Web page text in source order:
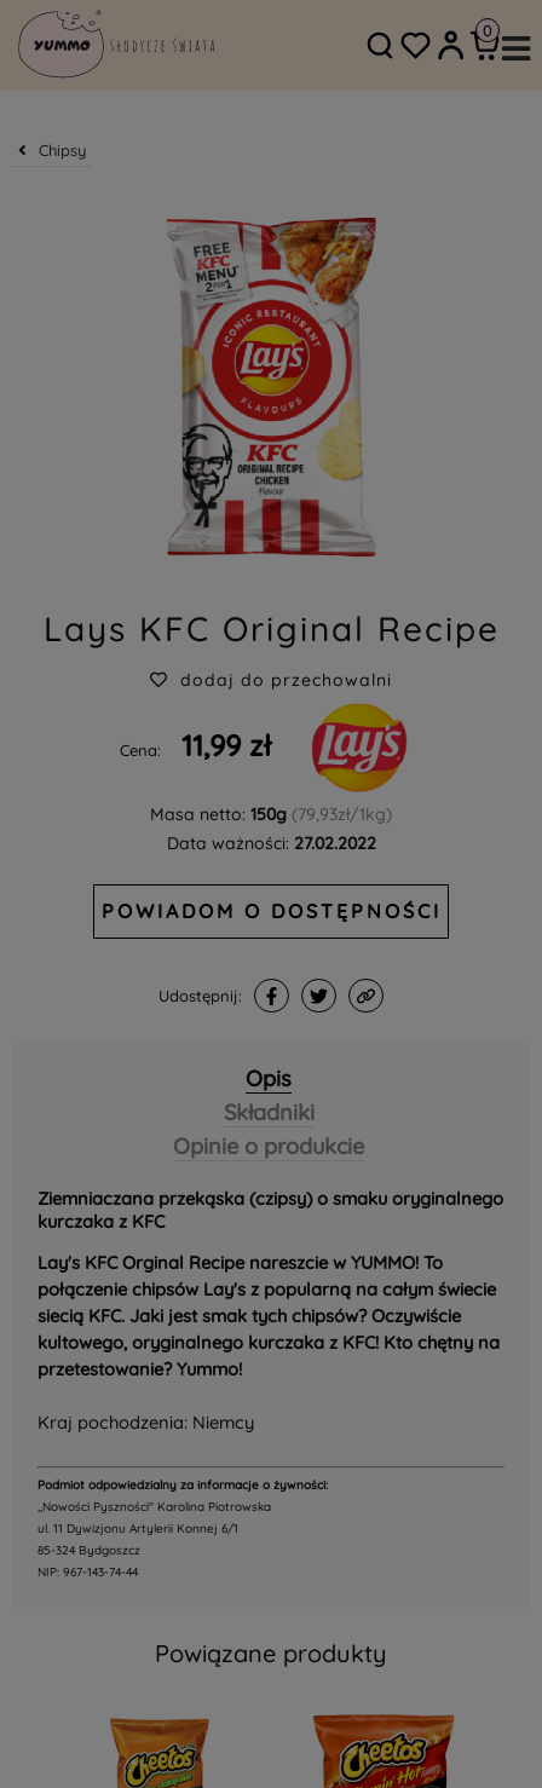
SKLEP@YUMMO.PL
Chipsy
Lays KFC Original Recipe
dodaj do przechowalni
Cena: 11,99 zł
Masa netto: 150g (79,93zł/1kg)
Data ważności: 27.02.2022
POWIADOM O DOSTĘPNOŚCI
Udostępnij:
Opis
Składniki
Opinie o produkcie
Ziemniaczana przekąska (czipsy) o smaku oryginalnego
kurczaka z KFC
Lay's KFC Orginal Recipe nareszcie w YUMMO! To
połączenie chipsów Lay's z popularną na całym świecie
siecią KFC. Jaki jest smak tych chipsów? Oczywiście
kultowego, oryginalnego kurczaka z KFC! Kto chętny na
przetestowanie? Yummo!
Kraj pochodzenia: Niemcy
Podmiot odpowiedzialny za informacje o żywności:
,,Nowości Pyszności" Karolina Piotrowska
ul. 11 Dywizjonu Artylerii Konnej 6/1
85-324 Bydgoszcz
NIP: 967-143-74-44
Powiązane produkty